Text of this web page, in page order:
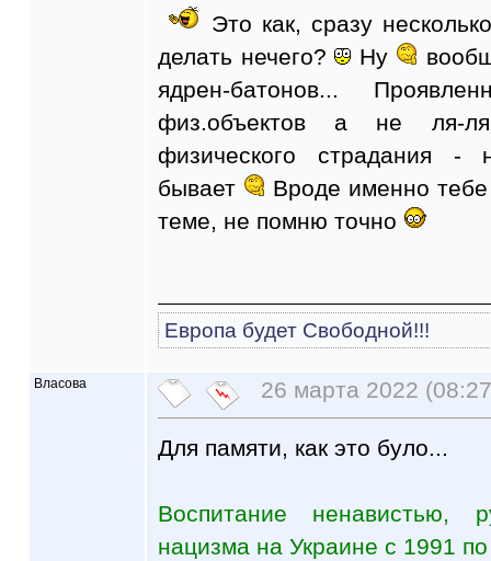
Это как, сразу
делать нечего?
Ну
ядрен-батонов...
физ.объектов а не ля-
физического страдания -
бывает
Вроде именно
теме, не помню точно
Европа будет Свободной!!!
Власова 26 марта 2022
Для памяти, как это було...
Воспитание ненавистью,
нацизма на Украине с 1991